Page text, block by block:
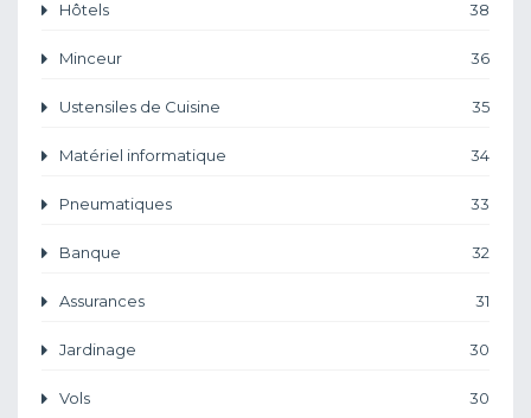
Hôtels 38
Minceur 36
Ustensiles de Cuisine 35
Matériel informatique 34
Pneumatiques 33
Banque 32
Assurances 31
Jardinage 30
Vols 30